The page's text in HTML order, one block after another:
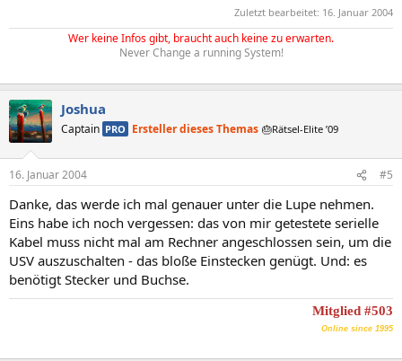
Zuletzt bearbeitet: 16. Januar 2004
Wer keine Infos gibt, braucht auch keine zu erwarten.
Never Change a running System!
Joshua
Captain PRO Ersteller dieses Themas 🎂Rätsel-Elite ’09
16. Januar 2004 #5
Danke, das werde ich mal genauer unter die Lupe nehmen.
Eins habe ich noch vergessen: das von mir getestete serielle
Kabel muss nicht mal am Rechner angeschlossen sein, um die
USV auszuschalten - das bloße Einstecken genügt. Und: es
benötigt Stecker und Buchse.
Mitglied #503
Online since 1995